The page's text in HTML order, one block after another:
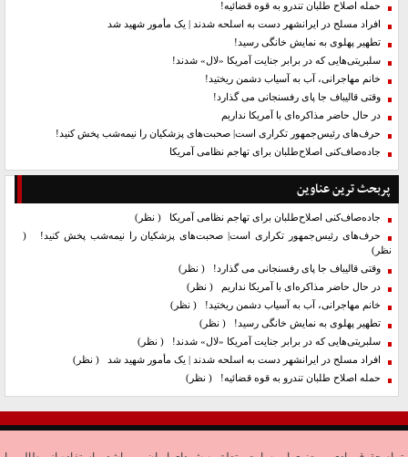
حمله اصلاح طلبان تندرو به قوه قضائیه!
افراد مسلح در ایرانشهر دست به اسلحه شدند | یک مأمور شهید شد
تطهیر پهلوی به نمایش خانگی رسید!
سلبریتی‌هایی که در برابر جنایت آمریکا «لال» شدند!
خانم مهاجرانی، آب به آسیاب دشمن ریختید!
وقتی قالیباف جا پای رفسنجانی می گذارد!
در حال حاضر مذاکره‌ای با آمریکا نداریم
حرف‌های رئیس‌جمهور تکراری است| صحبت‌های پزشکیان را نیمه‌شب پخش کنید!
جاده‌صاف‌کنی اصلاح‌طلبان برای تهاجم نظامی آمریکا
پربحث ترین عناوین
جاده‌صاف‌کنی اصلاح‌طلبان برای تهاجم نظامی آمریکا
( نظر)
حرف‌های رئیس‌جمهور تکراری است| صحبت‌های پزشکیان را نیمه‌شب پخش کنید!
(
نظر)
وقتی قالیباف جا پای رفسنجانی می گذارد! ( نظر)
در حال حاضر مذاکره‌ای با آمریکا نداریم
( نظر)
خانم مهاجرانی، آب به آسیاب دشمن ریختید! ( نظر)
تطهیر پهلوی به نمایش خانگی رسید! ( نظر)
سلبریتی‌هایی که در برابر جنایت آمریکا «لال» شدند! ( نظر)
افراد مسلح در ایرانشهر دست به اسلحه شدند | یک مأمور شهید شد
( نظر)
حمله اصلاح طلبان تندرو به قوه قضائیه! ( نظر)